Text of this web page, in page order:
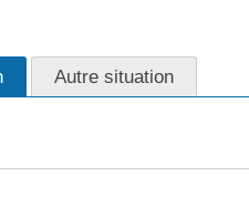
Autre situation